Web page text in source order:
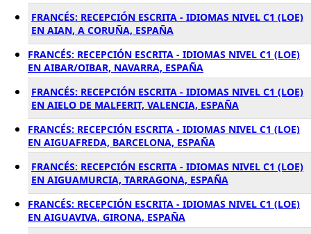
FRANCÉS: RECEPCIÓN ESCRITA - IDIOMAS NIVEL C1 (LOE)
EN AIAN, A CORUÑA, ESPAÑA
FRANCÉS: RECEPCIÓN ESCRITA - IDIOMAS NIVEL C1 (LOE)
EN AIBAR/OIBAR, NAVARRA, ESPAÑA
FRANCÉS: RECEPCIÓN ESCRITA - IDIOMAS NIVEL C1 (LOE)
EN AIELO DE MALFERIT, VALENCIA, ESPAÑA
FRANCÉS: RECEPCIÓN ESCRITA - IDIOMAS NIVEL C1 (LOE)
EN AIGUAFREDA, BARCELONA, ESPAÑA
FRANCÉS: RECEPCIÓN ESCRITA - IDIOMAS NIVEL C1 (LOE)
EN AIGUAMURCIA, TARRAGONA, ESPAÑA
FRANCÉS: RECEPCIÓN ESCRITA - IDIOMAS NIVEL C1 (LOE)
EN AIGUAVIVA, GIRONA, ESPAÑA